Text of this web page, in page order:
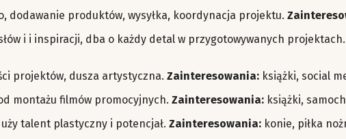
dodawanie produktów, wysyłka, koordynacja projektu.
i i inspiracji, dba o każdy detal w przygotowywanych projektach.
projektów, dusza artystyczna. Zainteresowania: książki, social
montażu filmów promocyjnych. Zainteresowania: książki,
talent plastyczny i potencjał. Zainteresowania: konie, piłka